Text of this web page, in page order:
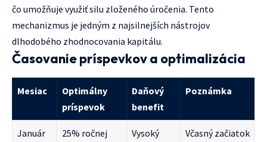
čo umožňuje využiť silu zloženého úročenia. Tento
mechanizmus je jedným z najsilnejších nástrojov
dlhodobého zhodnocovania kapitálu.
Časovanie príspevkov a optimalizácia
Mesiac
Optimálny
príspevok
Daňový
benefit
Poznámka
Január
25% ročnej
Vysoký
Včasný začiatok